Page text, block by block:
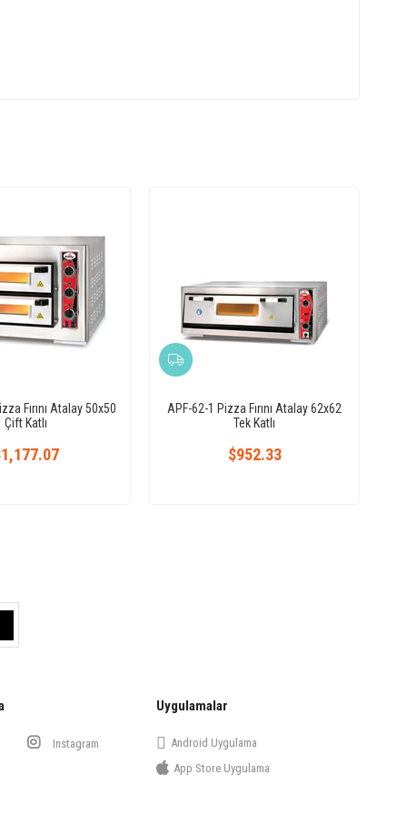
Fırını Atalay 50x50
Çift Katlı
APF-62-1 Pizza Fırını Atalay 62x62
Tek Katlı
$952.33
Instagram
Uygulamalar
Android Uygulama
App Store Uygulama